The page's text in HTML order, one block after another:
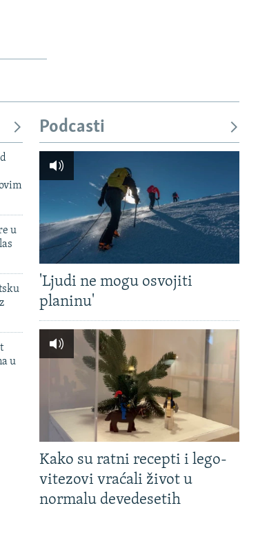
u
u
Podcasti
'Ljudi ne mogu osvojiti
planinu'
Kako su ratni recepti i lego-
vitezovi vraćali život u
normalu devedesetih